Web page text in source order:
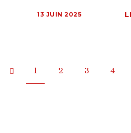
13 JUIN 2025
1 2 3 4